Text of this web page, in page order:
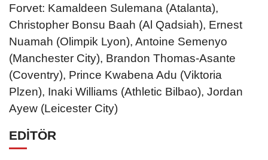
Forvet: Kamaldeen Sulemana (Atalanta),
Christopher Bonsu Baah (Al Qadsiah), Ernest
Nuamah (Olimpik Lyon), Antoine Semenyo
(Manchester City), Brandon Thomas-Asante
(Coventry), Prince Kwabena Adu (Viktoria
Plzen), Inaki Williams (Athletic Bilbao), Jordan
Ayew (Leicester City)
EDİTÖR